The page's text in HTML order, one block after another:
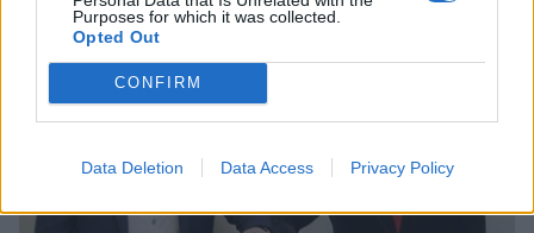
Purposes for which it was collected.
Opted Out
CONFIRM
Data Deletion Data Access Privacy Policy